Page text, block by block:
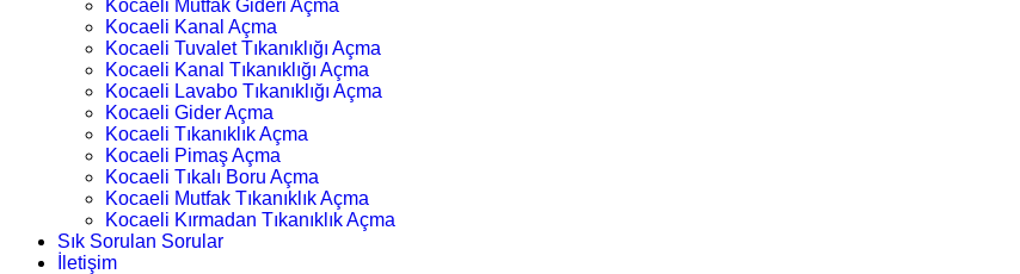
Kocaeli Mutfak Gideri Açma
Kocaeli Kanal Açma
Kocaeli Tuvalet Tıkanıklığı Açma
Kocaeli Kanal Tıkanıklığı Açma
Kocaeli Lavabo Tıkanıklığı Açma
Kocaeli Gider Açma
Kocaeli Tıkanıklık Açma
Kocaeli Pimaş Açma
Kocaeli Tıkalı Boru Açma
Kocaeli Mutfak Tıkanıklık Açma
Kocaeli Kırmadan Tıkanıklık Açma
Sık Sorulan Sorular
İletişim